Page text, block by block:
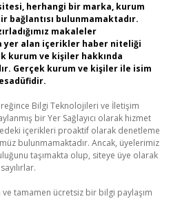
herhangi bir marka, kurum
bağlantısı bulunmamaktadır.
makaleler
yer alan içerikler haber niteliği
kurum ve kişiler hakkında
Gerçek kurum ve kişiler ile isim
Bilgi Teknolojileri ve İletişim
bir Yer Sağlayıcı olarak hizmet
içerikleri proaktif olarak denetleme
bulunmamaktadır. Ancak, üyelerimiz
taşımakta olup, siteye üye olarak
ve tamamen ücretsiz bir bilgi paylaşım